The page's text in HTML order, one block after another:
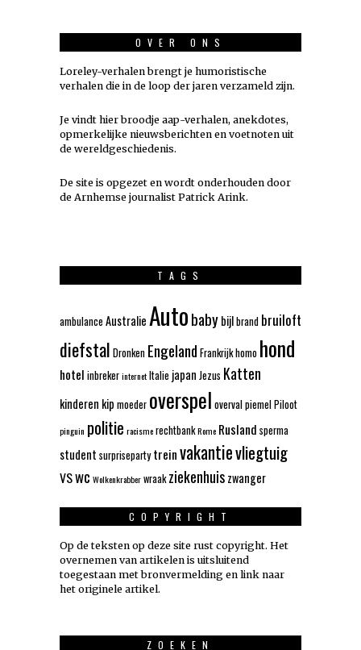
OVER ONS
Loreley-verhalen brengt je humoristische
verhalen die in de loop der jaren verzameld zijn.
Je vindt hier broodje aap-verhalen, anekdotes,
opmerkelijke nieuwsberichten en voetnoten uit
de wereldgeschiedenis.
De site is opgezet en wordt onderhouden door
de Arnhemse journalist Patrick Arink.
TAGS
ambulance AustralieAutobabybijlbrand bruiloft
diefstal Dronken Engeland Frankrijkhomo hond
hotel inbrekerinternetItalie japan Jezus Katten
kinderen kip moeder overspel overvalpiemelPiloot
pinguin politie racismerechtbankRome Rusland sperma
student surpriseparty treinvakantievliegtuig
VSwc Wolkenkrabberwraak ziekenhuiszwanger
COPYRIGHT
Op de teksten op deze site rust copyright. Het
overnemen van artikelen is uitsluitend
toegestaan met bronvermelding en link naar
het originele artikel.
ZOEKEN